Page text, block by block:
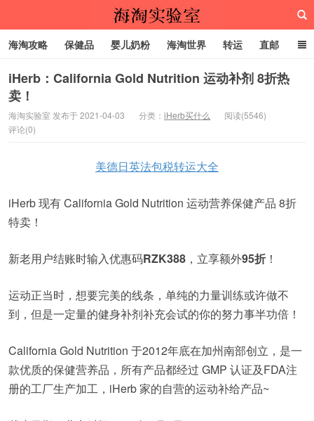
海淘实验室
海淘攻略 保健品 婴儿奶粉 海淘世界 转运 直邮
代购服务
iHerb：California Gold Nutrition 运动补剂 8折热
卖！
海淘实验室 发布于 2021-04-03 分类： iHerb买什么
阅读(5546)
评论(0)
美德日英法包税转运大全
iHerb 现有 California Gold Nutrition 运动营养保健产品 8折
特卖！
新老用户结账时输入优惠码RZK388 ，立享额外95折 ！
运动正当时，想要完美的线条，单纯的力量训练或许做不
到，但是一定量的健身补剂补充会试的你的努力事半功倍！
California Gold Nutrition 于2012年底在加州南部创立，是一
款优质的保健营养品，所有产品都经过 GMP 认证及FDA注
册的工厂生产加工，iHerb 家的自营的运动补给产品~